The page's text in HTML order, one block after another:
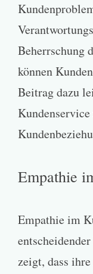
Beherrschung
können
Beitrag dazu
Empathie
Empathie im
zeigt, dass